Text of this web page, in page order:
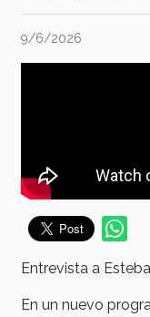
9/6/2026
Entrevista a
En un nuevo